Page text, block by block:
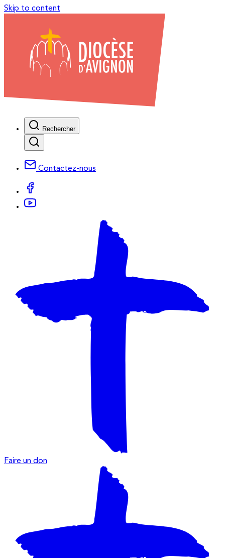
Skip to content
Rechercher
Contactez-nous
Faire un don